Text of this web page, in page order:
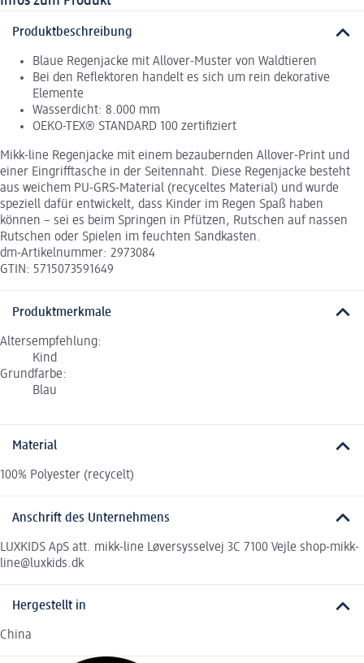
Produktbeschreibung
Blaue Regenjacke mit Allover-Muster von Waldtieren
Bei den Reflektoren handelt es sich um rein dekorative
Elemente
Wasserdicht: 8.000 mm
OEKO-TEX® STANDARD 100 zertifiziert
Mikk-line Regenjacke mit einem bezaubernden Allover-Print und
einer Eingrifftasche in der Seitennaht. Diese Regenjacke besteht
aus weichem PU-GRS-Material (recyceltes Material) und wurde
speziell dafür entwickelt, dass Kinder im Regen Spaß haben
können – sei es beim Springen in Pfützen, Rutschen auf nassen
Rutschen oder Spielen im feuchten Sandkasten.
dm-Artikelnummer: 2973084
GTIN: 5715073591649
Produktmerkmale
Altersempfehlung:
Kind
Grundfarbe:
Blau
Material
100% Polyester (recycelt)
Anschrift des Unternehmens
LUXKIDS ApS att. mikk-line Løversysselvej 3C 7100 Vejle shop-mikk-
line@luxkids.dk
Hergestellt in
China